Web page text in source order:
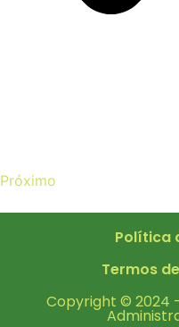
Próximo
Política
Termos
Copyright © 2024